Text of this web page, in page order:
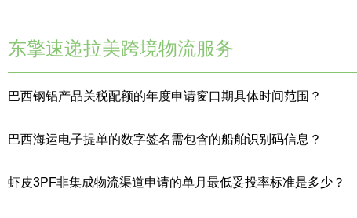
东擎速递拉美跨境物流服务
巴西钢铝产品关税配额的年度申请窗口期具体时间范围？
巴西海运电子提单的数字签名需包含的船舶识别码信息？
虾皮3PF非集成物流渠道申请的单月最低妥投率标准是多少？